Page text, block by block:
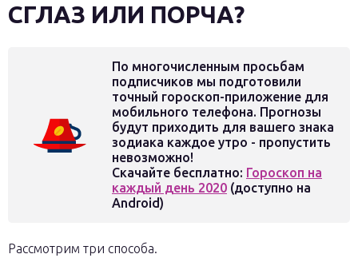
СГЛАЗ ИЛИ ПОРЧА?
По многочисленным просьбам
подписчиков мы подготовили
точный гороскоп-приложение для
мобильного телефона. Прогнозы
будут приходить для вашего знака
зодиака каждое утро - пропустить
невозможно!
Скачайте бесплатно: Гороскоп на
каждый день 2020 (доступно на
Android)
Рассмотрим три способа.